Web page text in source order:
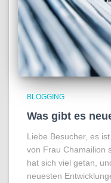
BLOGGING
Was gibt es
Liebe Besucher, es
von Frau Chamailion
hat sich viel getan,
neuesten